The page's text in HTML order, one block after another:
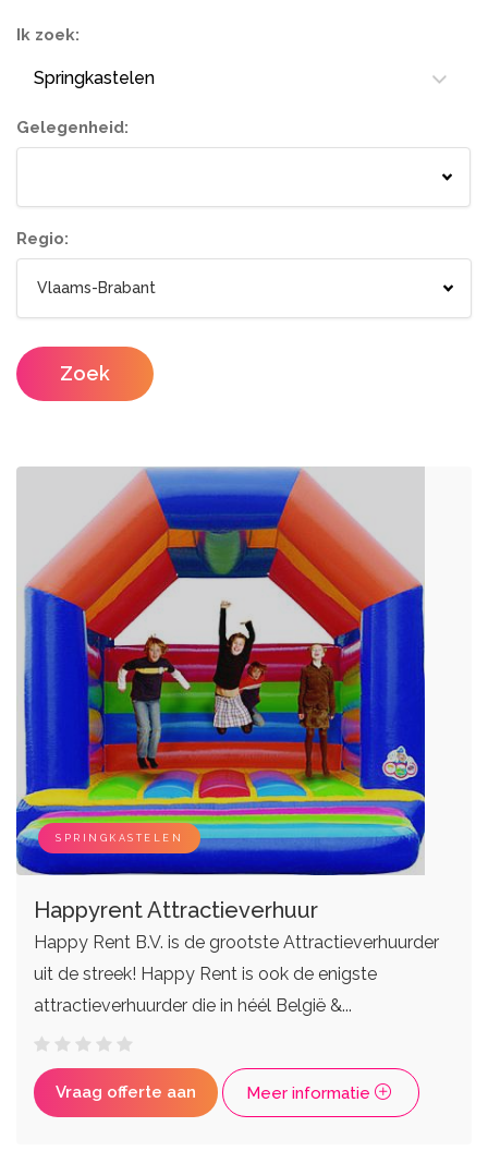
Ik zoek:
Springkastelen
Tenten
Wc wagen
Lichtletters
Make-up artist
Haarstylisten
Fotografen
Photobooths
Videografie
Feestzalen
Vergaderzalen
Seminarieruimte
Zangers
Live bands
Eventplanners
Weddingplanners
Ceremoniemeesters
Gelegenheid:
Regio:
Zoek
SPRINGKASTELEN
Happyrent Attractieverhuur
Happy Rent B.V. is de grootste Attractieverhuurder
uit de streek! Happy Rent is ook de enigste
attractieverhuurder die in héél België &...
Vraag offerte aan Meer informatie